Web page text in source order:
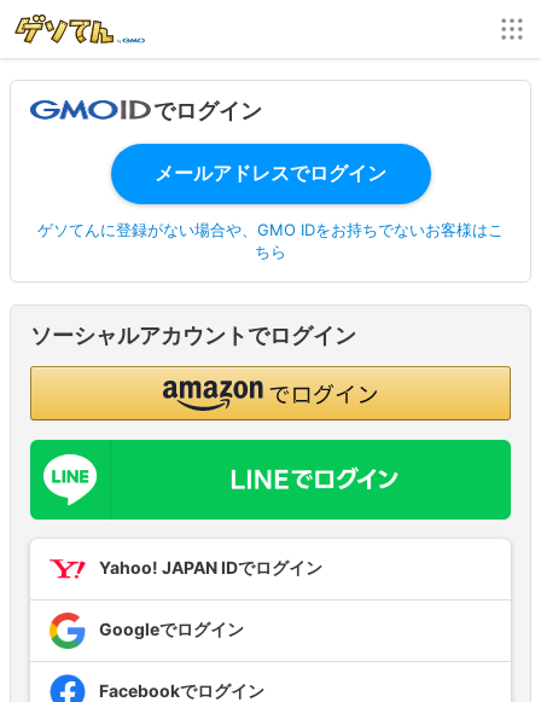
でログイン
ゲソてんに登録がない場合や、GMO IDをお持ちでないお客様はこ
ちら
ソーシャルアカウントでログイン
Yahoo! JAPAN IDでログイン
Googleでログイン
Facebookでログイン